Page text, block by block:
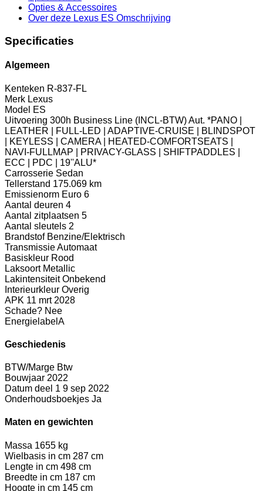
Opties & Accessoires
Over deze Lexus ES Omschrijving
Specificaties
Algemeen
Kenteken R-837-FL
Merk Lexus
Model ES
Uitvoering 300h Business Line (INCL-BTW) Aut. *PANO |
LEATHER | FULL-LED | ADAPTIVE-CRUISE | BLINDSPOT
| KEYLESS | CAMERA | HEATED-COMFORTSEATS |
NAVI-FULLMAP | PRIVACY-GLASS | SHIFTPADDLES |
ECC | PDC | 19''ALU*
Carrosserie Sedan
Tellerstand 175.069 km
Emissienorm Euro 6
Aantal deuren 4
Aantal zitplaatsen 5
Aantal sleutels 2
Brandstof Benzine/Elektrisch
TransmissieAutomaat
Basiskleur Rood
Laksoort Metallic
Lakintensiteit Onbekend
Interieurkleur Overig
APK 11 mrt 2028
Schade? Nee
Energielabel A
Geschiedenis
BTW/Marge Btw
Bouwjaar 2022
Datum deel 1 9 sep 2022
Onderhoudsboekjes Ja
Maten en gewichten
Massa 1655 kg
Wielbasis in cm 287 cm
Lengte in cm 498 cm
Breedte in cm 187 cm
Hoogte in cm 145 cm